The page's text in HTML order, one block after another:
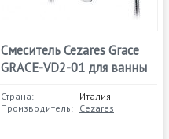
Смеситель Cezares Grace
GRACE-VD2-01 для ванны
Страна:
Италия
Производитель: Cezares